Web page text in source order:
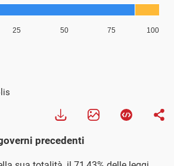
precedenti